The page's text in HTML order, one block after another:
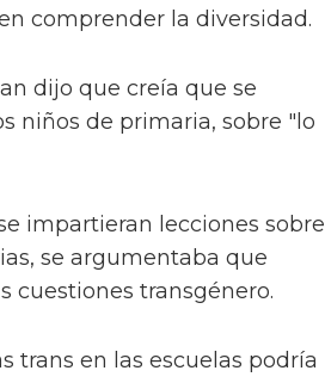
comprender la diversidad.
dijo que creía que se
niños de primaria, sobre "lo
impartieran lecciones sobre
se argumentaba que
cuestiones transgénero.
trans en las escuelas podría